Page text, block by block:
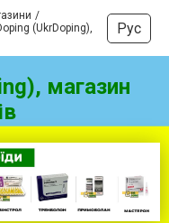
(UkrDoping),
Рус
магазин